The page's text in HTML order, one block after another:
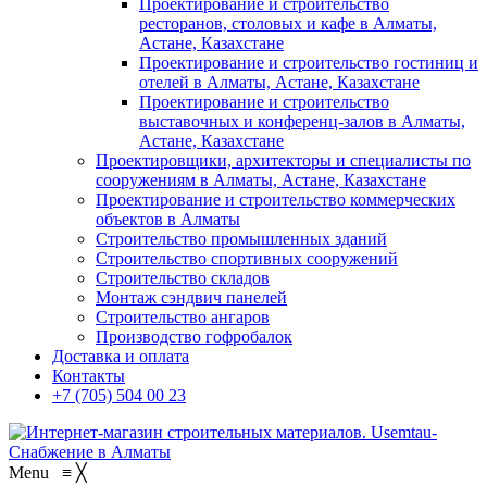
ресторанов, столовых и кафе в Алматы,
Астане, Казахстане
Проектирование и строительство гостиниц и
отелей в Алматы, Астане, Казахстане
Проектирование и строительство
выставочных и конференц-залов в Алматы,
Астане, Казахстане
Проектировщики, архитекторы и специалисты по
сооружениям в Алматы, Астане, Казахстане
Проектирование и строительство коммерческих
объектов в Алматы
Строительство промышленных зданий
Строительство спортивных сооружений
Строительство складов
Монтаж сэндвич панелей
Строительство ангаров
Производство гофробалок
Доставка и оплата
Контакты
+7 (705) 504 00 23
Menu ≡ ╳